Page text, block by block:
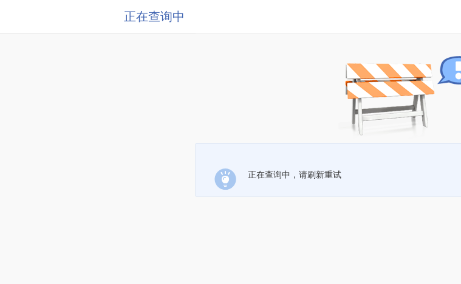
正在查询中
正在查询中，请刷新重试